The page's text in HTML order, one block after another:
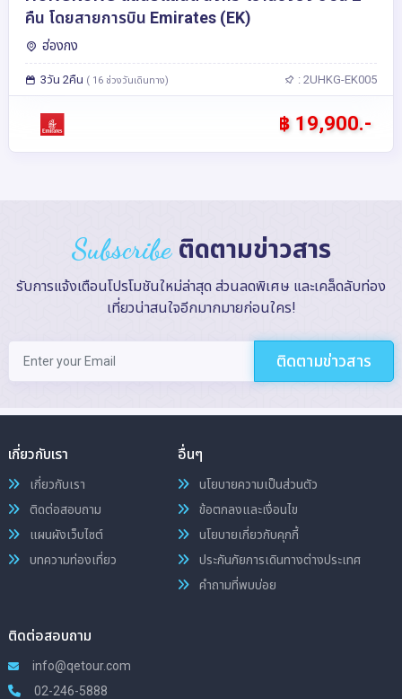
คืน โดยสายการบิน Emirates (EK)
ฮ่องกง
3วัน 2คืน ( 16 ช่วงวันเดินทาง) : 2UHKG-EK005
฿ 19,900.-
Subscribe ติดตามข่าวสาร
รับการแจ้งเตือนโปรโมชันใหม่ล่าสุด ส่วนลดพิเศษ และเคล็ดลับท่อง
เที่ยวน่าสนใจอีกมากมายก่อนใคร!
ติดตามข่าวสาร
เกี่ยวกับเรา
เกี่ยวกับเรา
ติดต่อสอบถาม
แผนผังเว็บไซต์
บทความท่องเที่ยว
อื่นๆ
นโยบายความเป็นส่วนตัว
ข้อตกลงและเงื่อนไข
นโยบายเกี่ยวกับคุกกี้
ประกันภัยการเดินทางต่างประเทศ
คำถามที่พบบ่อย
ติดต่อสอบถาม
info@qetour.com
02-246-5888